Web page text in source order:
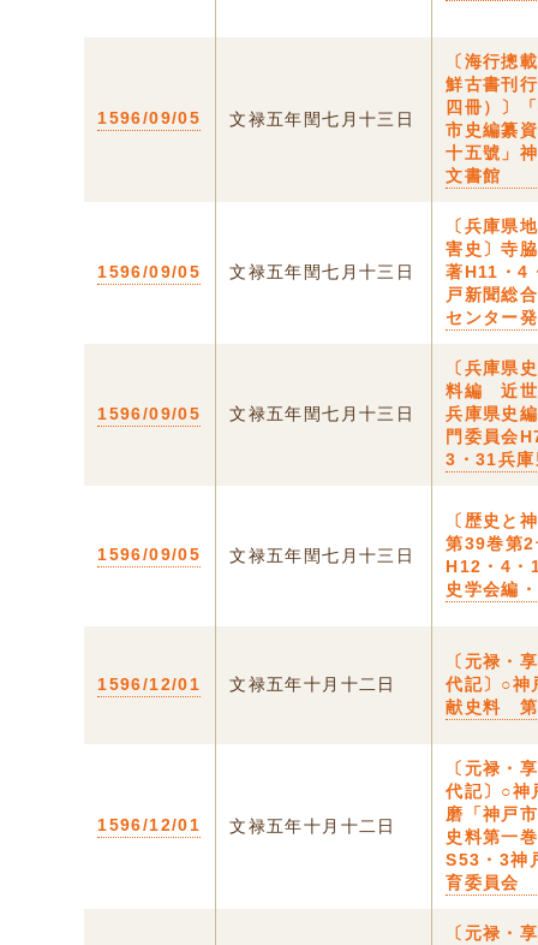
1596/09/05 文禄五年閏七月十三日
〔海行摠
鮮古書刊
四冊）〕
市史編纂
十五號」
文書館
1596/09/05 文禄五年閏七月十三日
〔兵庫県
害史〕寺
著H11・4
戸新聞総
センター
1596/09/05 文禄五年閏七月十三日
〔兵庫県
料編 近世
兵庫県史
門委員会
3・31兵庫
1596/09/05 文禄五年閏七月十三日
〔歴史
第39巻第2
H12・4・
史学会編
1596/12/01 文禄五年十月十二日
〔元禄・
代記〕○神
献史料 第
1596/12/01 文禄五年十月十二日
〔元禄・
代記〕○神
磨「神戸
史料第一
S53・3神
育委員会
〔元禄・